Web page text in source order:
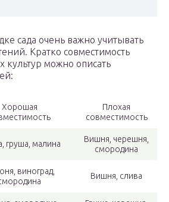
сада очень важно учитывать
Кратко совместимость
культур можно описать
Хорошая
Плохая
совместимость
груша, малина
Вишня, черешня,
смородина
виноград,
Вишня, слива